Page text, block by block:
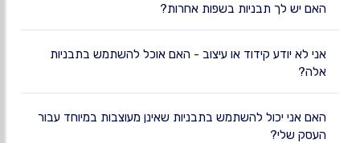
האם יש לך תבניות בשפות אחרות?
אני לא יודע קידוד או עיצוב - האם אוכל להשתמש בתבניות
אלה?
האם אני יכול להשתמש בתבניות שאינן מעוצבות במיוחד עבור
העסק שלי?